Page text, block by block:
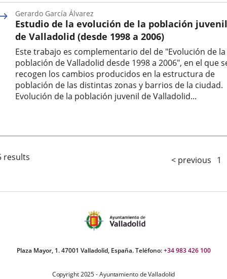
Estudio de la evolución de la población juvenil
de Valladolid (desde 1998 a 2006)
Este trabajo es complementario del de "Evolución de la
población de Valladolid desde 1998 a 2006", en el que
recogen los cambios producidos en la estructura de
población de las distintas zonas y barrios de la ciudad.
Evolución de la población juvenil de Valladolid...
Gerardo García Álvarez
results < previous 1
Plaza Mayor, 1. 47001 Valladolid, España. Teléfono:+34 983 426 100
Copyright 2025 - Ayuntamiento de Valladolid